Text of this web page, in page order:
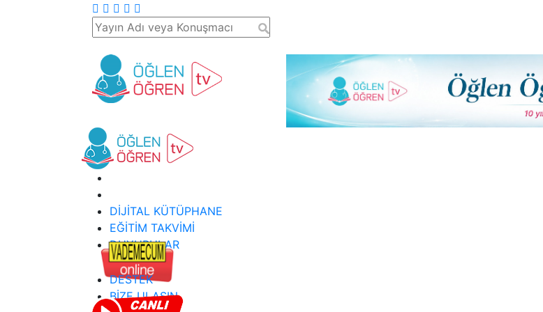
DİJİTAL KÜTÜPHANE
EĞİTİM TAKVİMİ
DUYURULAR
DESTEK
BİZE ULAŞIN